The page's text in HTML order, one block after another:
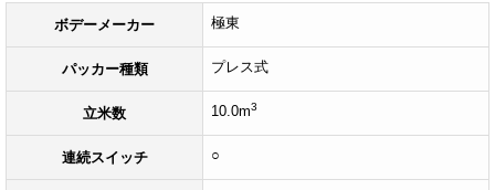
ボデーメーカー 極東
パッカー種類 プレス式
立米数 10.0m3
連続スイッチ ○